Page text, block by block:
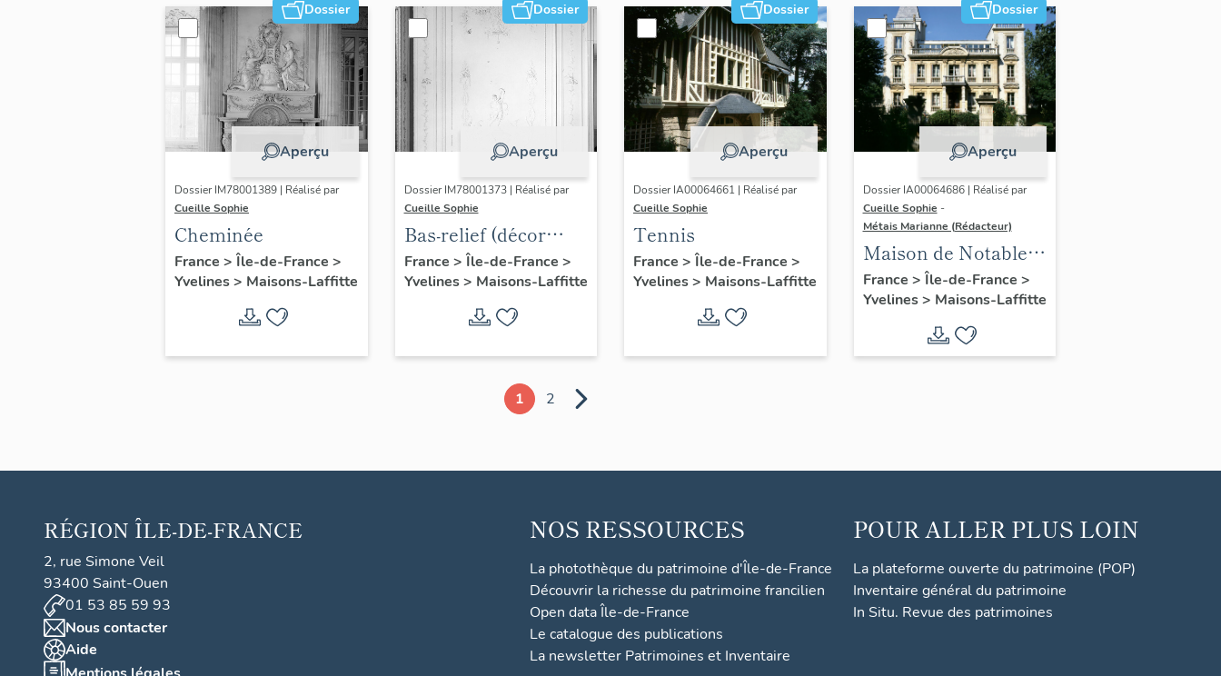
Dossier
Aperçu
Dossier IM78001389 | Réalisé par
Cueille Sophie
Cheminée
France > Île-de-France >
Yvelines> Maisons-Laffitte
Dossier
Aperçu
Dossier IM78001373 | Réalisé par
Cueille Sophie
Bas-relief (décor
intérieur)
France > Île-de-France >
Yvelines> Maisons-Laffitte
Dossier
Aperçu
Dossier IA00064661 | Réalisé par
Cueille Sophie
Tennis
France > Île-de-France >
Yvelines> Maisons-Laffitte
Dossier
Aperçu
Dossier IA00064686 | Réalisé par
Cueille Sophie -
Métais Marianne (Rédacteur)
Maison de Notable
dite Maison les
Tourelles
France > Île-de-France >
Yvelines> Maisons-Laffitte
1 2
RÉGION ÎLE-DE-FRANCE
2, rue Simone Veil
93400 Saint-Ouen
01 53 85 59 93
Nous contacter
Aide
NOS RESSOURCES
La photothèque du patrimoine d'Île-de-France
Découvrir la richesse du patrimoine francilien
Open data Île-de-France
Le catalogue des publications
La newsletter Patrimoines et Inventaire
POUR ALLER PLUS LOIN
La plateforme ouverte du patrimoine (POP)
Inventaire général du patrimoine
In Situ. Revue des patrimoines